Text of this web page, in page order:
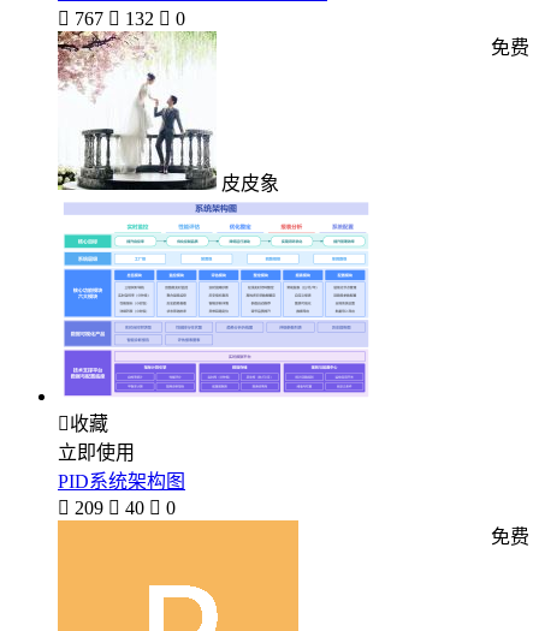
 767  132  0
皮皮象
免费
收藏
立即使用
PID系统架构图
 209  40  0
免费